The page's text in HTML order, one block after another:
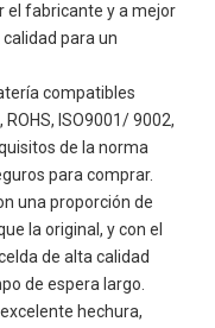
el fabricante y a mejor
para un
compatibles
ISO9001/ 9002,
de la norma
para comprar.
una proporción de
la original, y con el
de alta calidad
de espera largo.
hechura,